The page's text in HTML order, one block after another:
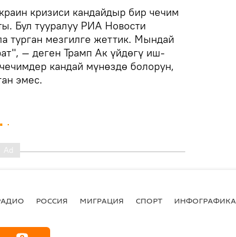
кризиси кандайдыр бир чечим
Бул тууралуу РИА Новости
турган мезгилге жеттик. Мындай
— деген Трамп Ак үйдөгү иш-
кандай мүнөздө болорун,
эмес.
РОССИЯ МИГРАЦИЯ СПОРТ ИНФОГРАФИКА